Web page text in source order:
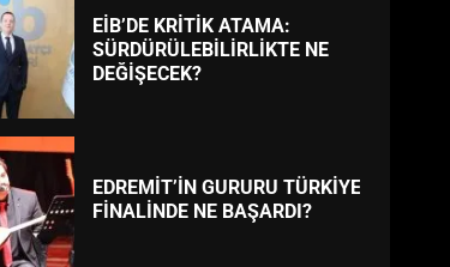
EİB’DE KRİTİK ATAMA:
SÜRDÜRÜLEBİLİRLİKTE NE
DEĞİŞECEK?
EDREMİT’İN GURURU TÜRKİYE
FİNALİNDE NE BAŞARDI?